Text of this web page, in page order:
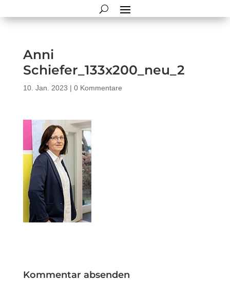
Anni
Schiefer_133x200_neu_2
10. Jan. 2023 | 0 Kommentare
Kommentar absenden